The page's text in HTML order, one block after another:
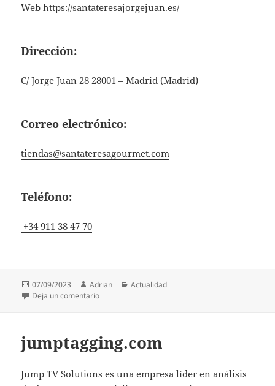
Web https://santateresajorgejuan.es/
Dirección:
C/ Jorge Juan 28 28001 – Madrid (Madrid)
Correo electrónico:
tiendas@santateresagourmet.com
Teléfono:
+34 911 38 47 70
Publicado
el
07/09/2023 Autor
Adrian Categorías
Actualidad
Deja un comentarioen Centro Gastronómico SA
jumptagging.com
Jump TV Solutions es una empresa líder en análisis